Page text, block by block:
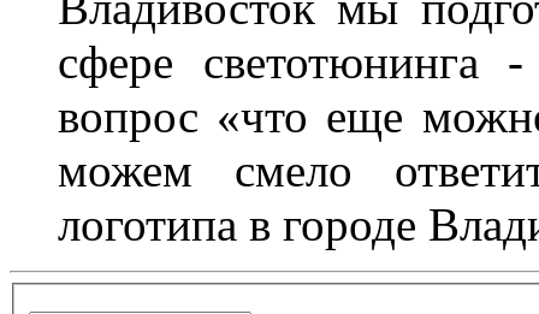
сфере светотюнинга
вопрос «что еще
можем смело
логотипа в городе